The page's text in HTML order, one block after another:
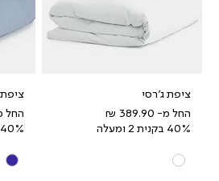
ציפת ג'רסי
החל מ-
מחיר מבצע
40% בקנית 2 ומעלה
ציפת
החל
40% בקנית 2 ומעלה